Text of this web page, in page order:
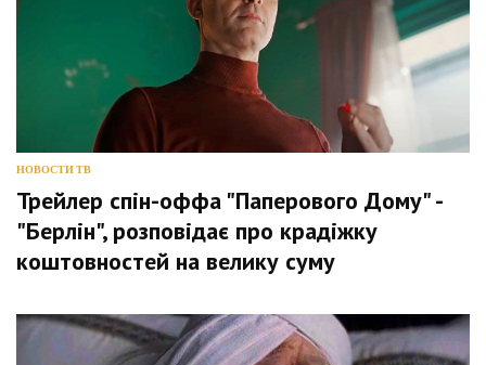
НОВОСТИ ТВ
Трейлер спін-оффа "Паперового Дому" -
"Берлін", розповідає про крадіжку
коштовностей на велику суму